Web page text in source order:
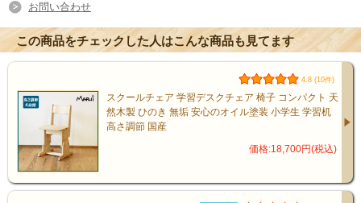
お問い合わせ
この商品をチェックした人はこんな商品も見てます
4.8 (10件)
スクールチェア 学習デスクチェア 椅子 コンパクト 天
然木製 ひのき 無垢 安心のオイル塗装 小学生 学習机
高さ調節 国産
価格:18,700円(税込)